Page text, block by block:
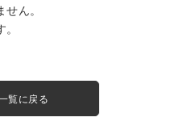
ん。
覧に戻る